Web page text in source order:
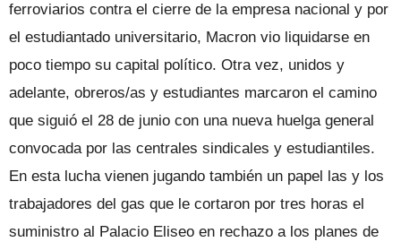
ferroviarios contra el cierre de la empresa nacional y por
el estudiantado universitario, Macron vio liquidarse en
poco tiempo su capital político. Otra vez, unidos y
adelante, obreros/as y estudiantes marcaron el camino
que siguió el 28 de junio con una nueva huelga general
convocada por las centrales sindicales y estudiantiles.
En esta lucha vienen jugando también un papel las y los
trabajadores del gas que le cortaron por tres horas el
suministro al Palacio Eliseo en rechazo a los planes de